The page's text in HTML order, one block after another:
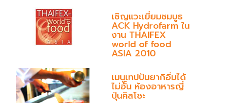
เชิญแวะเยี่ยมชมบูธ
ACK Hydrofarm ใน
งาน THAIFEX
world of food
ASIA 2010
เมนูเทปปันยากิอิ่มได้
ไม่อั้น ห้องอาหารญี่
ปุ่นคิสโซะ